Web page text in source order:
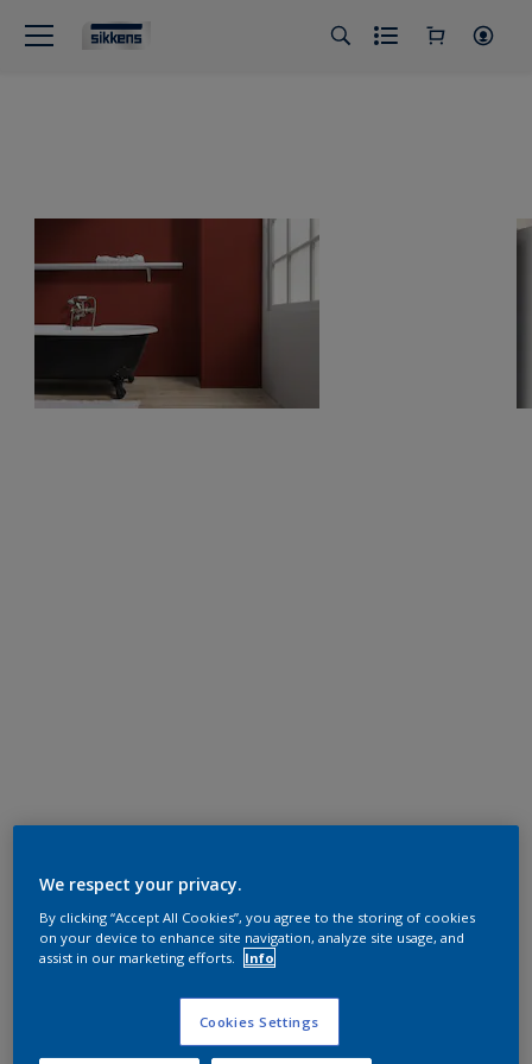
We respect your privacy.
By clicking “Accept All Cookies”, you agree to the storing of cookies
on your device to enhance site navigation, analyze site usage, and
assist in our marketing efforts.
Info
Cookies Settings